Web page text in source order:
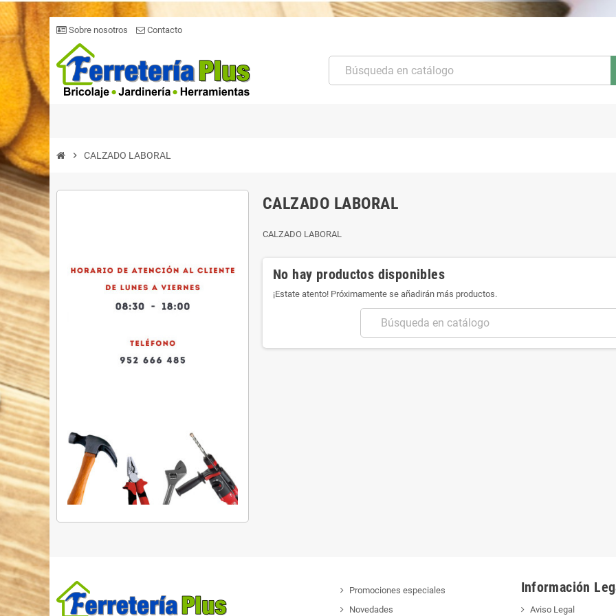
Sobre nosotros Contacto
chevron_right CALZADO LABORAL
CALZADO LABORAL
CALZADO LABORAL
No hay productos disponibles
¡Estate atento! Próximamente se añadirán más productos.
Promociones especiales
Novedades
Información
Aviso Legal